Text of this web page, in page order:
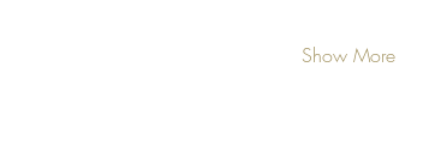
Show More